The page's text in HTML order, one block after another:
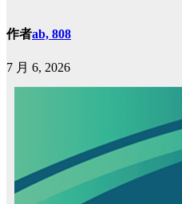
作者ab, 808
7 月 6, 2026